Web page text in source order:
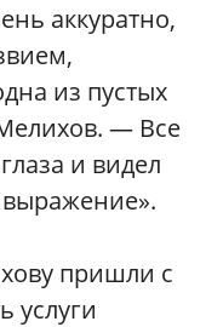
аккуратно,
из пустых
— Все
и видел
пришли с
услуги